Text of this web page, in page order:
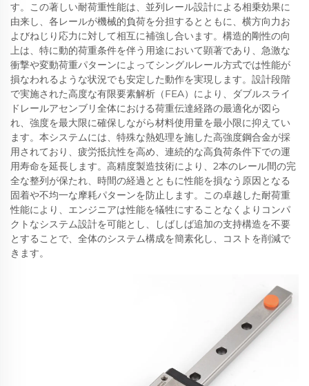
す。この著しい耐荷重性能は、並列レール設計による相乗効果に
由来し、各レールが機械的負荷を分担するとともに、横方向力お
よびねじり応力に対して相互に補強し合います。構造的剛性の向
上は、特に動的荷重条件を伴う用途において顕著であり、急激な
衝撃や変動荷重パターンによってシングルレール方式では性能が
損なわれるような状況でも安定した動作を実現します。設計段階
で実施された高度な有限要素解析（FEA）により、ダブルスライ
ドレールアセンブリ全体における荷重伝達経路の最適化が図ら
れ、強度を最大限に確保しながら材料使用量を最小限に抑えてい
ます。本システムには、特殊な熱処理を施した高強度鋼合金が採
用されており、疲労抵抗性を高め、連続的な高負荷条件下での運
用寿命を延長します。高精度製造技術により、2本のレール間の完
全な整列が保たれ、時間の経過とともに性能を損なう原因となる
固着や不均一な摩耗パターンを防止します。この卓越した耐荷重
性能により、エンジニアは性能を犠牲にすることなくよりコンパ
クトなシステム設計を可能とし、しばしば追加の支持構造を不要
とすることで、全体のシステム構成を簡素化し、コストを削減で
きます。